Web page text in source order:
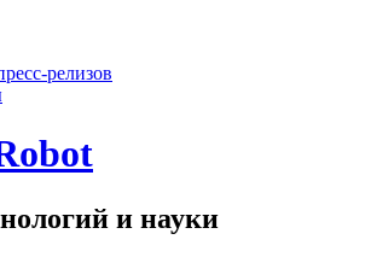
релизов
и науки